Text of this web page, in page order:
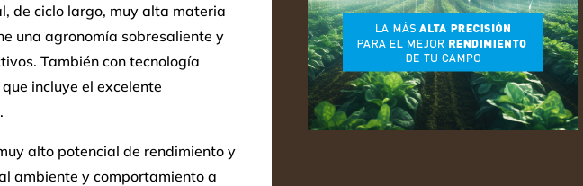
de ciclo largo, muy alta materia
una agronomía sobresaliente y
También con tecnología
incluye el excelente
alto potencial de rendimiento y
ambiente y comportamiento a